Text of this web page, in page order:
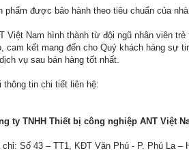
phẩm được bảo hành theo tiêu chuẩn của
Việt Nam hình thành từ đội ngũ nhân viên
cam kết mang đến cho Quý khách hàng sự
vụ sau bán hàng tốt nhất.
thông tin chi tiết liên hệ:
ty TNHH Thiết bị công nghiệp ANT Việt
Số 43 – TT1, KĐT Văn Phú - P. Phú La –